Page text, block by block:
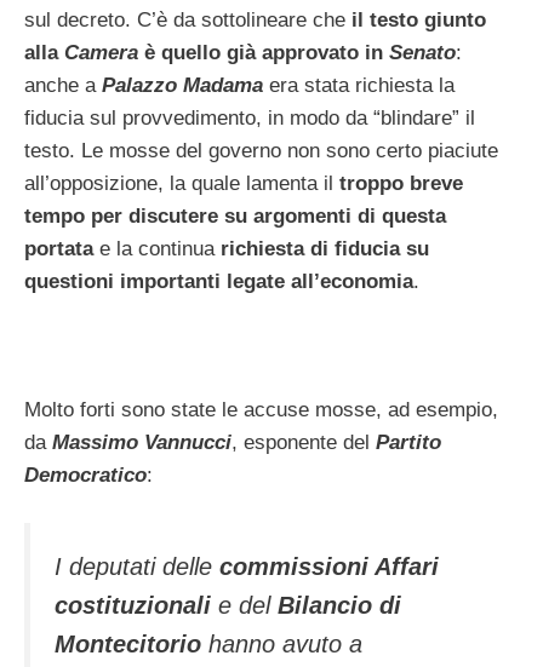
sul decreto. C’è da sottolineare che il testo giunto
alla Camera è quello già approvato in Senato:
anche a Palazzo Madama era stata richiesta la
fiducia sul provvedimento, in modo da “blindare” il
testo. Le mosse del governo non sono certo piaciute
all’opposizione, la quale lamenta il troppo breve
tempo per discutere su argomenti di questa
portatae la continua richiesta di fiducia su
questioni importanti legate all’economia.
Molto forti sono state le accuse mosse, ad esempio,
da Massimo Vannucci, esponente del Partito
Democratico:
I deputati delle commissioni Affari
costituzionali e del Bilancio di
Montecitorio hanno avuto a